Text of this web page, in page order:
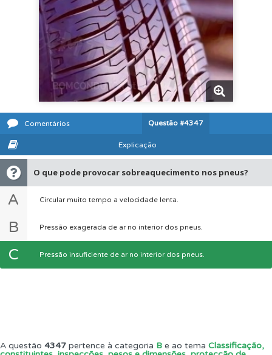
Comentários Questão #4347
Explicação
O que pode provocar sobreaquecimento nos pneus?
A Circular muito tempo a velocidade lenta.
B Pressão exagerada de ar no interior dos pneus.
C Pressão insuficiente de ar no interior dos pneus.
A questão 4347 pertence à categoria B e ao tema Classificação,